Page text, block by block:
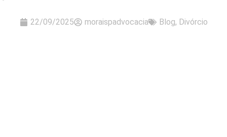
22/09/2025 moraispadvocacia Blog, Divórcio